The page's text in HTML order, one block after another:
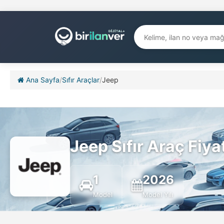
Ana Sayfa/Sıfır Araçlar/Jeep
Jeep Sıfır Araç
1
Model
2026
Model Yılı